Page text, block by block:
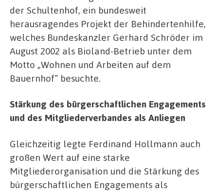
der Schultenhof, ein bundesweit
herausragendes Projekt der Behindertenhilfe,
welches Bundeskanzler Gerhard Schröder im
August 2002 als Bioland-Betrieb unter dem
Motto „Wohnen und Arbeiten auf dem
Bauernhof“ besuchte.
Stärkung des bürgerschaftlichen Engagements
und des Mitgliederverbandes als Anliegen
Gleichzeitig legte Ferdinand Hollmann auch
großen Wert auf eine starke
Mitgliederorganisation und die Stärkung des
bürgerschaftlichen Engagements als